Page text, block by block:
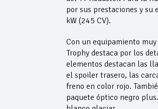
por sus prestaciones y su
kW (245 CV).
Con un equipamiento
Trophy destaca por los
elementos destacan las
el spoiler trasero, las
freno en color rojo.
paquete óptico negro